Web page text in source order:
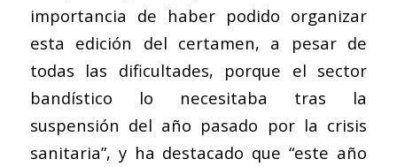
importancia de haber podido organizar
esta edición del certamen, a pesar de
todas las dificultades, porque el sector
bandístico lo necesitaba tras la
suspensión del año pasado por la crisis
sanitaria”, y ha destacado que “este año